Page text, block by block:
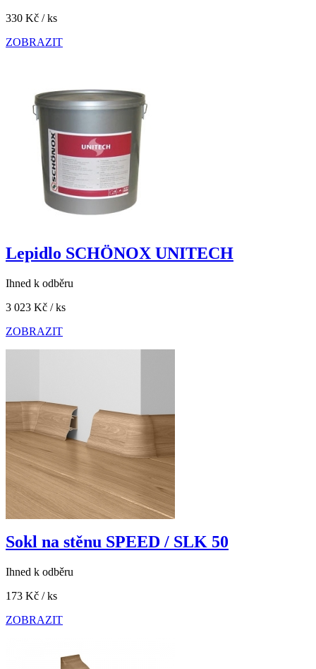
330 Kč / ks
ZOBRAZIT
Lepidlo SCHÖNOX UNITECH
Ihned k odběru
3 023 Kč / ks
ZOBRAZIT
Sokl na stěnu SPEED / SLK 50
Ihned k odběru
173 Kč / ks
ZOBRAZIT